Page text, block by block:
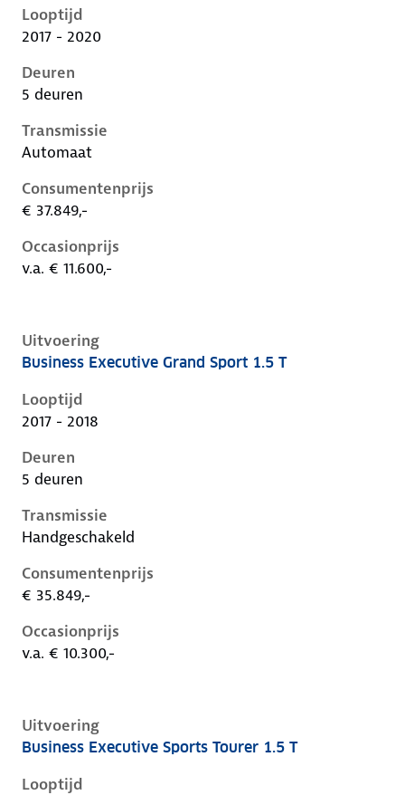
Looptijd
2017 - 2020
Deuren
5 deuren
Transmissie
Automaat
Consumentenprijs
€ 37.849,-
Occasionprijs
v.a. € 11.600,-
Uitvoering
Opel Insignia b, grand sport 1.5 t, 121 kW, Benzine, 5
Business Executive Grand Sport 1.5 T
Looptijd
2017 - 2018
Deuren
5 deuren
Transmissie
Handgeschakeld
Consumentenprijs
€ 35.849,-
Occasionprijs
v.a. € 10.300,-
Uitvoering
Opel Insignia b, sports tourer 1.5 t, 121 kW, Benzine,
Business Executive Sports Tourer 1.5 T
Looptijd